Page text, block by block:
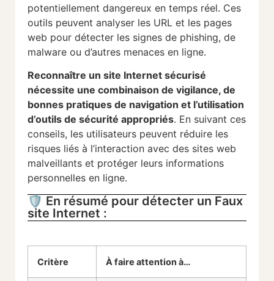
potentiellement dangereux en temps réel. Ces
outils peuvent analyser les URL et les pages
web pour détecter les signes de phishing, de
malware ou d’autres menaces en ligne.
Reconnaître un site Internet sécurisé
nécessite une combinaison de vigilance, de
bonnes pratiques de navigation et l’utilisation
d’outils de sécurité appropriés. En suivant ces
conseils, les utilisateurs peuvent réduire les
risques liés à l’interaction avec des sites web
malveillants et protéger leurs informations
personnelles en ligne.
🛡️ En résumé pour détecter un Faux
site Internet :
Critère À faire attention à…